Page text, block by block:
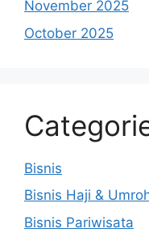
November 2025
October 2025
Bisnis
Bisnis Haji &
Bisnis Pariwisata